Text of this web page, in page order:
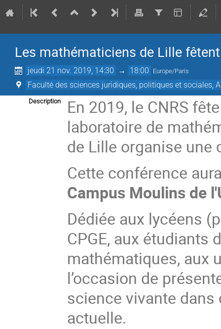
Les mathématiciens de Lille
jeudi 21 nov. 2019, 14:30 → 18:00 Europe/Paris
Faculté des sciences juridiques, politiques et sociales,
Description
En 2019, le CNRS
laboratoire de
de Lille organise une
Cette conférence
Campus Moulins de
Dédiée aux lycéens
CPGE, aux étudiants
mathématiques, aux
l’occasion de
science vivante
actuelle.